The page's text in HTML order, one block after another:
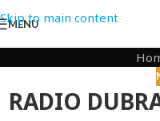
Skip to main content
MENU
RADIO